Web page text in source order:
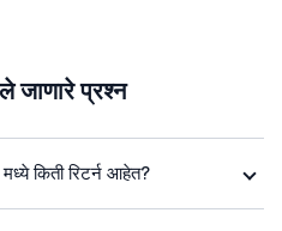
जाणारे प्रश्न
किती रिटर्न आहेत?